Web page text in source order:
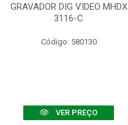
GRAVADOR DIG VIDEO MHDX
3116-C
Código: 580130
VER PREÇO